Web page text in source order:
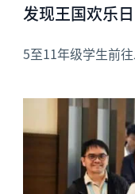
发现王国欢乐日
5至11年级学生前
News image